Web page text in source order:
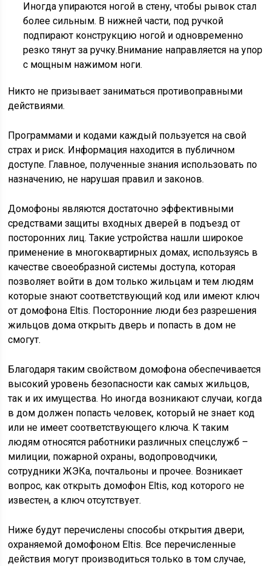
Иногда упираются ногой в стену, чтобы рывок стал
более сильным. В нижней части, под ручкой
подпирают конструкцию ногой и одновременно
резко тянут за ручку.Внимание направляется на упор
с мощным нажимом ноги.
Никто не призывает заниматься противоправными
действиями.
Программами и кодами каждый пользуется на свой
страх и риск. Информация находится в публичном
доступе. Главное, полученные знания использовать по
назначению, не нарушая правил и законов.
Домофоны являются достаточно эффективными
средствами защиты входных дверей в подъезд от
посторонних лиц. Такие устройства нашли широкое
применение в многоквартирных домах, используясь в
качестве своеобразной системы доступа, которая
позволяет войти в дом только жильцам и тем людям
которые знают соответствующий код или имеют ключ
от домофона Eltis. Посторонние люди без разрешения
жильцов дома открыть дверь и попасть в дом не
смогут.
Благодаря таким свойством домофона обеспечивается
высокий уровень безопасности как самых жильцов,
так и их имущества. Но иногда возникают случаи, когда
в дом должен попасть человек, который не знает код
или не имеет соответствующего ключа. К таким
людям относятся работники различных спецслужб –
милиции, пожарной охраны, водопроводчики,
сотрудники ЖЭКа, почтальоны и прочее. Возникает
вопрос, как открыть домофон Eltis, код которого не
известен, а ключ отсутствует.
Ниже будут перечислены способы открытия двери,
охраняемой домофоном Eltis. Все перечисленные
действия могут производиться только в том случае,